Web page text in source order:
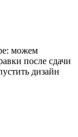
можем
после сдачи
дизайн